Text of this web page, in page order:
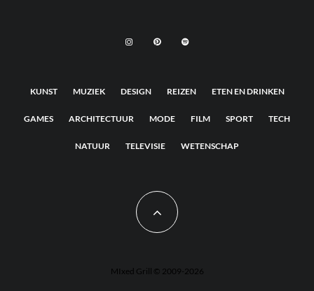
KUNST MUZIEK DESIGN REIZEN ETEN EN DRINKEN
GAMES ARCHITECTUUR MODE FILM SPORT TECH
NATUUR TELEVISIE WETENSCHAP
MIxed Grill © 2009-2026